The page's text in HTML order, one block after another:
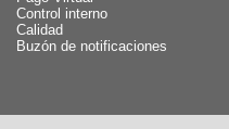
Control interno
Calidad
Buzón de notificaciones